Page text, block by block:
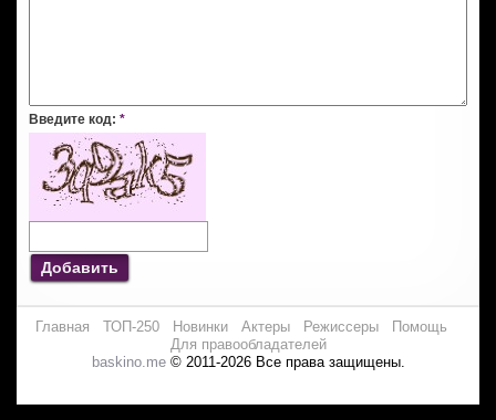
Введите код: *
Добавить
Главная ТОП-250 Новинки Актеры Режиссеры
Помощь
Для правообладателей
baskino.me© 2011-2026 Все права защищены.